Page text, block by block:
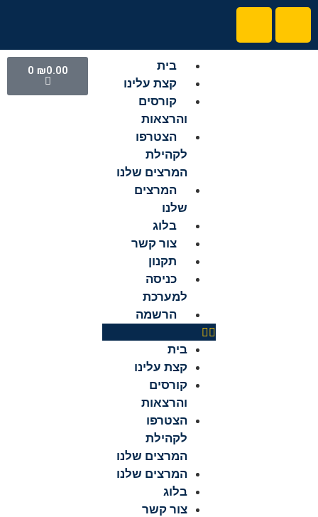
בית
קצת עלינו
קורסים
והרצאות
הצטרפו
לקהילת
המרצים שלנו
המרצים
שלנו
בלוג
צור קשר
תקנון
כניסה
למערכת
הרשמה
בית
קצת עלינו
קורסים
והרצאות
הצטרפו
לקהילת
המרצים שלנו
המרצים שלנו
בלוג
צור קשר
₪0.00
0